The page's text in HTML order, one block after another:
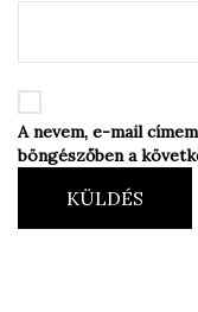
A nevem, e-mail
böngészőben a
KÜLDÉS